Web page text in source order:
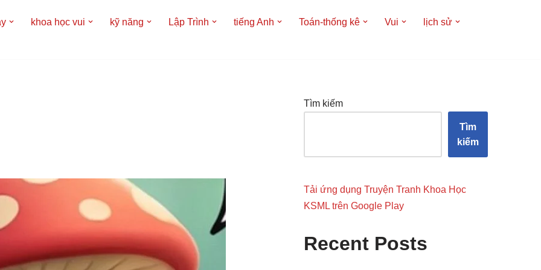
khoa học vui kỹ năng Lập Trình tiếng Anh Toán-thống kê Vui
lịch sử
Tìm kiếm
Tìm
kiếm
Tải ứng dụng Truyện Tranh Khoa Học
KSML trên Google Play
Recent Posts